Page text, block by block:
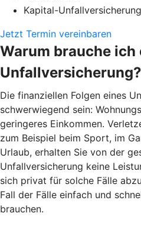
Kapital-Unfallversicherung
Jetzt Termin vereinbaren
Warum brauche ich
Unfallversicherung?
Die finanziellen Folgen eines
schwerwiegend sein:
geringeres Einkommen.
zum Beispiel beim Sport, im
Urlaub, erhalten Sie von der
Unfallversicherung keine
sich privat für solche Fälle
Fall der Fälle einfach und
brauchen.